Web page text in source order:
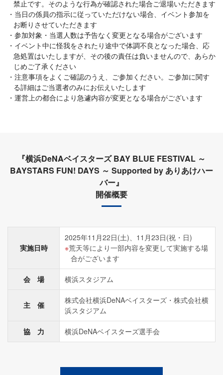
禁止です。そのような行為が確認された場合ご退場いただきます
当日の係員の指示に従っていただけない場合、イベント参加を
お断りさせていただきます
参加対象・当選人数は予告なく変更となる場合がございます
イベント中に怪我をされたり途中で体調不良となった場合、応
急処置はいたしますが、その後の責任は負いませんので、あらか
じめご了承ください
注意事項をよくご確認のうえ、ご参加ください。ご参加に関す
る詳細はご当選者のみにお伝えいたします
運営上の都合により急遽内容が変更となる場合がございます
『横浜DeNAベイスターズ BAY BLUE FESTIVAL ～
BAYSTARS FUN! DAYS ～ Supported by ありあけハー
バー』
開催概要
実施日時
2025年11月22日(土)、11月23日(祝・日)
荒天等により一部内容を変更して実施する場
合がございます
会 場 横浜スタジアム
主 催
株式会社横浜DeNAベイスターズ・株式会社横
浜スタジアム
協 力 横浜DeNAベイスターズ選手会